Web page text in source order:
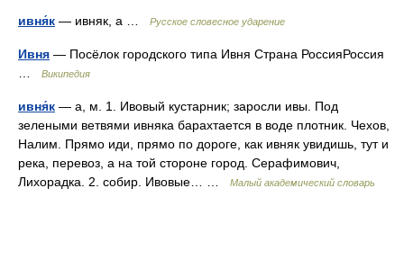
ивня́к — ивняк, а … Русское словесное ударение
Ивня — Посёлок городского типа Ивня Страна РоссияРоссия
Википедия
ивня́к — а, м. 1. Ивовый кустарник; заросли ивы. Под
зелеными ветвями ивняка барахтается в воде плотник. Чехов,
Налим. Прямо иди, прямо по дороге, как ивняк увидишь, тут и
река, перевоз, а на той стороне город. Серафимович,
Лихорадка. 2. собир. Ивовые… …
Малый академический словарь